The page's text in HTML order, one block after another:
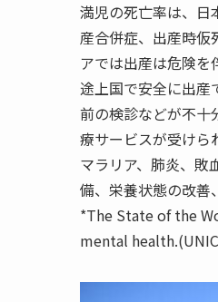
満児の死亡率は、日
産合併症、出産時仮
アでは出産は危険を
途上国で安全に出産
前の検診などが不十
療サービスが受けら
マラリア、肺炎、敗
備、栄養状態の改善
*The State of the
mental